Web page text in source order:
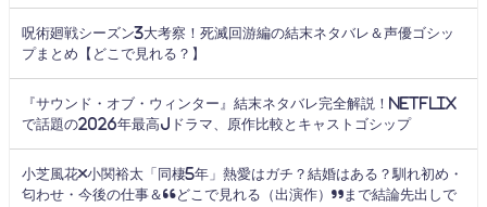
呪術廻戦シーズン3大考察！死滅回游編の結末ネタバレ＆声優ゴシッ
プまとめ【どこで見れる？】
『サウンド・オブ・ウィンター』結末ネタバレ完全解説！Netflix
で話題の2026年最高Jドラマ、原作比較とキャストゴシップ
小芝風花×小関裕太「同棲5年」熱愛はガチ？結婚はある？馴れ初め・
匂わせ・今後の仕事＆“どこで見れる（出演作）”まで結論先出しで